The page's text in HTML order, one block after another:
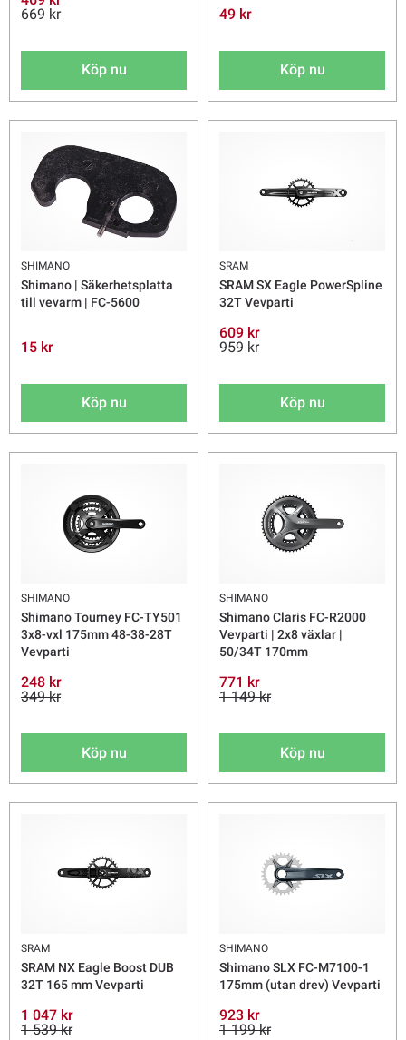
669 kr
Köp nu
49 kr
Köp nu
SHIMANO
Shimano | Säkerhetsplatta
till vevarm | FC-5600
15 kr
Köp nu
SRAM
SRAM SX Eagle PowerSpline
32T Vevparti
609 kr
959 kr
Köp nu
SHIMANO
Shimano Tourney FC-TY501
3x8-vxl 175mm 48-38-28T
Vevparti
248 kr
349 kr
Köp nu
SHIMANO
Shimano Claris FC-R2000
Vevparti | 2x8 växlar |
50/34T 170mm
771 kr
1 149 kr
Köp nu
SRAM
SRAM NX Eagle Boost DUB
32T 165 mm Vevparti
1 047 kr
1 539 kr
SHIMANO
Shimano SLX FC-M7100-1
175mm (utan drev) Vevparti
923 kr
1 199 kr